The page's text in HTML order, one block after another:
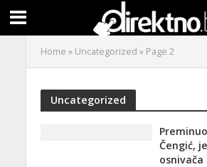
Home » Uncategorized » Page 2
Uncategorized
Čengić,
osnivača